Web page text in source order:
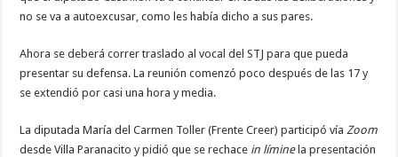
no se va a autoexcusar, como les había dicho a sus pares.
Ahora se deberá correr traslado al vocal del STJ para que pueda
presentar su defensa. La reunión comenzó poco después de las 17 y
se extendió por casi una hora y media.
La diputada María del Carmen Toller (Frente Creer) participó vía Zoom
desde Villa Paranacito y pidió que se rechace in líminela presentación